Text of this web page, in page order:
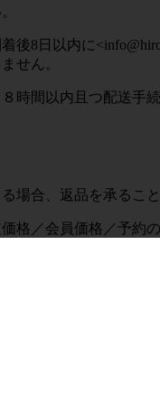
後8 日以内に<
せん。
時間以内且つ配送手
場合、返品を承るこ
格／会員価格／予約